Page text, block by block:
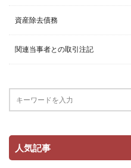
資産除去債務
関連当事者との取引注記
人気記事